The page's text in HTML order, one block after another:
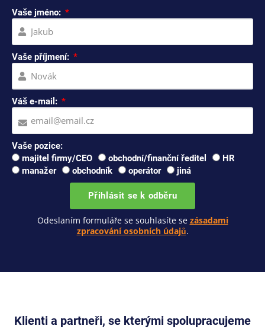
Vaše jméno:
Vaše příjmení:
Váš e-mail:
Vaše pozice:
majitel firmy/CEO
obchodní/finanční ředitel
HR
manažer
obchodník operátor jiná
Přihlásit se k odběru
Odeslaním formuláře se souhlasíte se zásadami
zpracování osobních údajů.
Klienti a partneři, se kterými spolupracujeme